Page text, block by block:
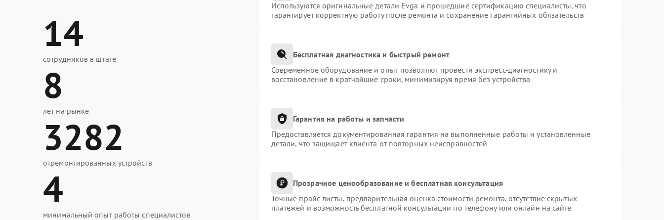
14
сотрудников в штате
8
лет на рынке
3282
отремонтированных устройств
4
минимальный опыт работы специалистов
Используются оригинальные детали Evga и прошедшие сертификацию специалисты, что
гарантирует корректную работу после ремонта и сохранение гарантийных обязательств
Бесплатная диагностика и быстрый ремонт
Современное оборудование и опыт позволяют провести экспресс-диагностику и
восстановление в кратчайшие сроки, минимизируя время без устройства
Гарантия на работы и запчасти
Предоставляется документированная гарантия на выполненные работы и установленные
детали, что защищает клиента от повторных неисправностей
Прозрачное ценообразование и бесплатная консультация
Точные прайс-листы, предварительная оценка стоимости ремонта, отсутствие скрытых
платежей и возможность бесплатной консультации по телефону или онлайн на сайте